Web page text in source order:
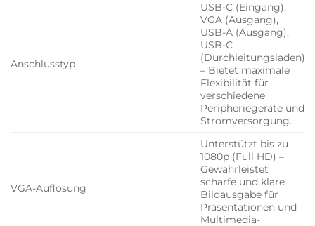
Anschlusstyp
USB-C (Eingang),
VGA (Ausgang),
USB-A (Ausgang),
USB-C
(Durchleitungsladen)
– Bietet maximale
Flexibilität für
verschiedene
Peripheriegeräte und
Stromversorgung.
VGA-Auflösung
Unterstützt bis zu
1080p (Full HD) –
Gewährleistet
scharfe und klare
Bildausgabe für
Präsentationen und
Multimedia-